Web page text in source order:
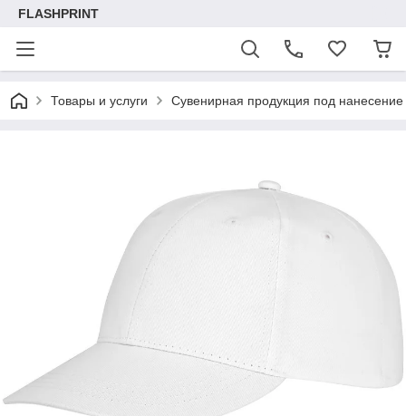
FLASHPRINT
Товары и услуги Сувенирная продукция под нанесение